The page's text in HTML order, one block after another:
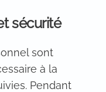
sécurité
sont
à la
Pendant